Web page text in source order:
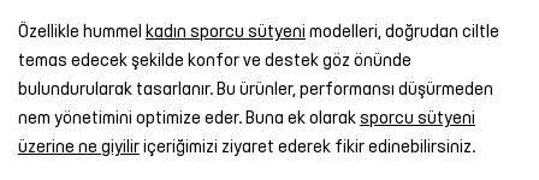
Özellikle hummel kadın sporcu sütyeni modelleri, doğrudan ciltle
temas edecek şekilde konfor ve destek göz önünde
bulundurularak tasarlanır. Bu ürünler, performansı düşürmeden
nem yönetimini optimize eder. Buna ek olaraksporcu sütyeni
üzerine ne giyiliriçeriğimizi ziyaret ederek fikir edinebilirsiniz.